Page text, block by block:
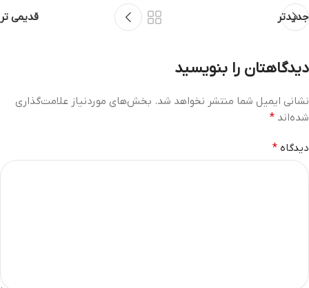
جدیدتر قدیمی تر
دیدگاهتان را بنویسید
نشانی ایمیل شما منتشر نخواهد شد. بخش‌های موردنیاز علامت‌گذاری
شده‌اند *
دیدگاه *